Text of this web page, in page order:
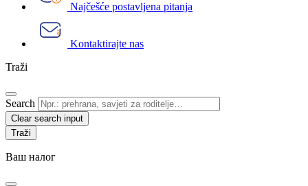
Najčešće postavljena pitanja
Kontaktirajte nas
Traži
Search
Clear search input
Ваш налог